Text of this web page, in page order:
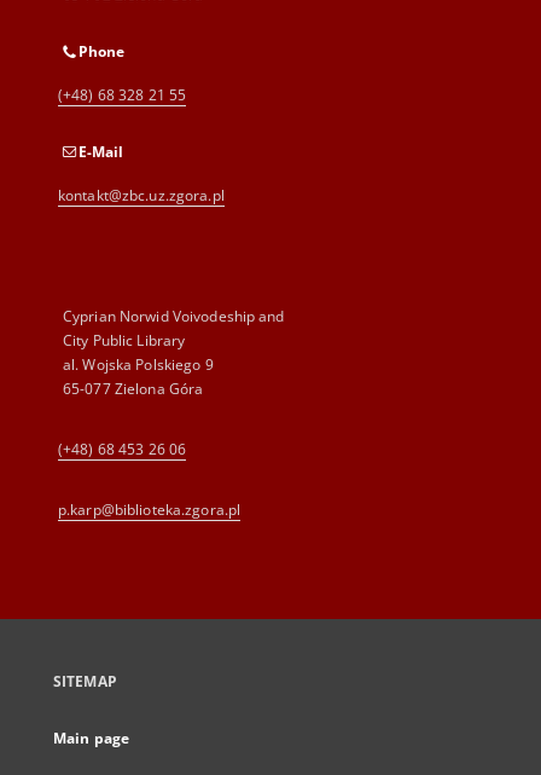
Phone
(+48) 68 328 21 55
E-Mail
kontakt@zbc.uz.zgora.pl
Cyprian Norwid Voivodeship and
City Public Library
al. Wojska Polskiego 9
65-077 Zielona Góra
(+48) 68 453 26 06
p.karp@biblioteka.zgora.pl
SITEMAP
Main page